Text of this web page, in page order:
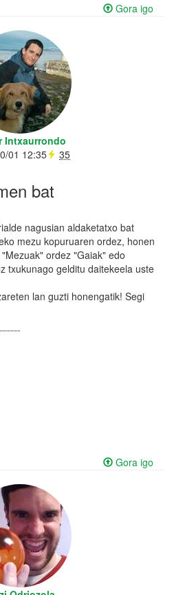
Gora igo
Intxaurrondo
01 12:35
35
bat
nagusian aldaketatxo bat
mezu kopuruaren ordez, honen
ordez "Gaiak" edo
txukunago gelditu daitekeela uste
lan guzti honengatik! Segi
Gora igo